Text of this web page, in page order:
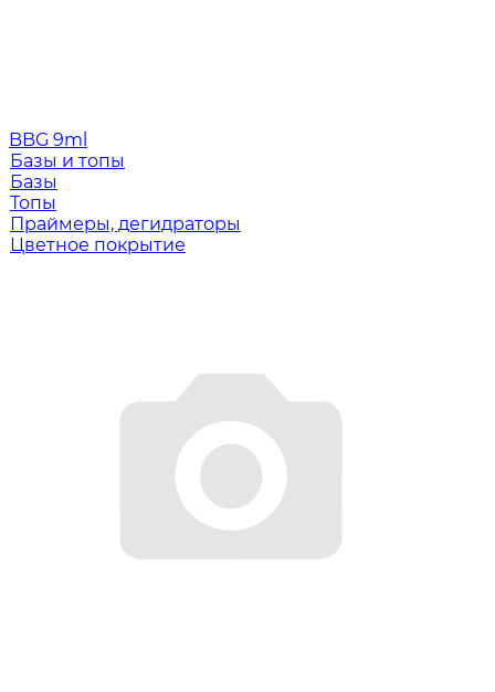
BBG 9ml
Базы и топы
Базы
Топы
Праймеры, дегидраторы
Цветное покрытие